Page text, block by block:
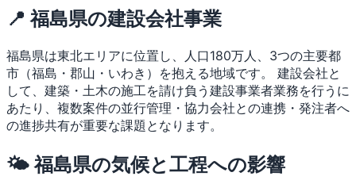
📍 福島県の建設会社事業
福島県は東北エリアに位置し、人口180万人、3つの主要都
市（福島・郡山・いわき）を抱える地域です。 建設会社と
して、建築・土木の施工を請け負う建設事業者業務を行うに
あたり、複数案件の並行管理・協力会社との連携・発注者へ
の進捗共有が重要な課題となります。
🌤 福島県の気候と工程への影響